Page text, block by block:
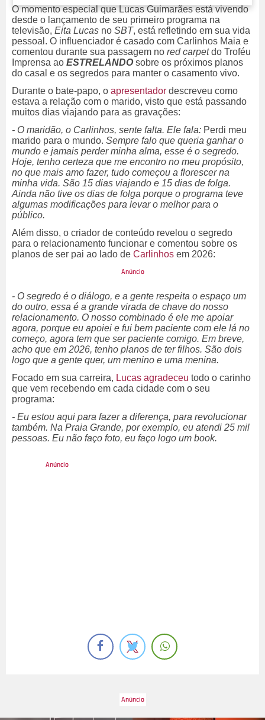
O momento especial que Lucas Guimarães está vivendo
desde o lançamento de seu primeiro programa na
televisão, Eita Lucas no SBT, está refletindo em sua vida
pessoal. O influenciador é casado com Carlinhos Maia e
comentou durante sua passagem no red carpetdo Troféu
Imprensa ao ESTRELANDOsobre os próximos planos
do casal e os segredos para manter o casamento vivo.
Durante o bate-papo, o apresentador descreveu como
estava a relação com o marido, visto que está passando
muitos dias viajando para as gravações:
- O maridão, o Carlinhos, sente falta. Ele fala: Perdi meu
marido para o mundo. Sempre falo que queria ganhar o
mundo e jamais perder minha alma, esse é o segredo.
Hoje, tenho certeza que me encontro no meu propósito,
no que mais amo fazer, tudo começou a florescer na
minha vida. São 15 dias viajando e 15 dias de folga.
Ainda não tive os dias de folga porque o programa teve
algumas modificações para levar o melhor para o
público.
Além disso, o criador de conteúdo revelou o segredo
para o relacionamento funcionar e comentou sobre os
planos de ser pai ao lado de Carlinhos em 2026:
- O segredo é o diálogo, e a gente respeita o espaço um
do outro, essa é a grande virada de chave do nosso
relacionamento. O nosso combinado é ele me apoiar
agora, porque eu apoiei e fui bem paciente com ele lá no
começo, agora tem que ser paciente comigo. Em breve,
acho que em 2026, tenho planos de ter filhos. São dois
logo que a gente quer, um menino e uma menina.
Focado em sua carreira, Lucas agradeceu todo o carinho
que vem recebendo em cada cidade com o seu
programa:
- Eu estou aqui para fazer a diferença, para revolucionar
também. Na Praia Grande, por exemplo, eu atendi 25 mil
pessoas. Eu não faço foto, eu faço logo um book.